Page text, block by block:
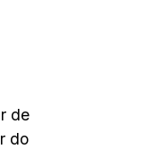
de
do